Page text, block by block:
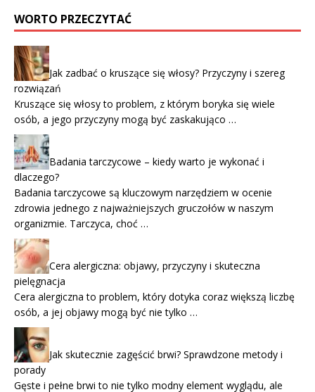
WORTO PRZECZYTAĆ
Jak zadbać o kruszące się włosy? Przyczyny i szereg
rozwiązań
Kruszące się włosy to problem, z którym boryka się wiele
osób, a jego przyczyny mogą być zaskakująco …
Badania tarczycowe – kiedy warto je wykonać i
dlaczego?
Badania tarczycowe są kluczowym narzędziem w ocenie
zdrowia jednego z najważniejszych gruczołów w naszym
organizmie. Tarczyca, choć …
Cera alergiczna: objawy, przyczyny i skuteczna
pielęgnacja
Cera alergiczna to problem, który dotyka coraz większą liczbę
osób, a jej objawy mogą być nie tylko …
Jak skutecznie zagęścić brwi? Sprawdzone metody i
porady
Gęste i pełne brwi to nie tylko modny element wyglądu, ale